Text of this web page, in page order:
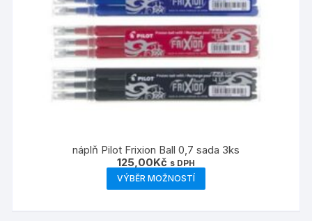
náplň Pilot Frixion Ball 0,7 sada 3ks
125,00Kč s DPH
VÝBĚR MOŽNOSTÍ
produkt